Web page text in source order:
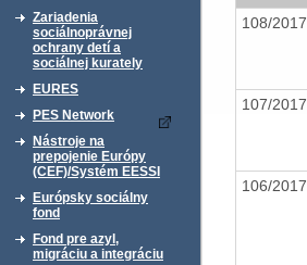
Zariadenia
sociálnoprávnej
ochrany detí a
sociálnej kurately
EURES
PES Network
Nástroje na
prepojenie Európy
(CEF)/Systém EESSI
Európsky sociálny
fond
Fond pre azyl,
migráciu a integráciu
108/2017
107/2017
106/2017